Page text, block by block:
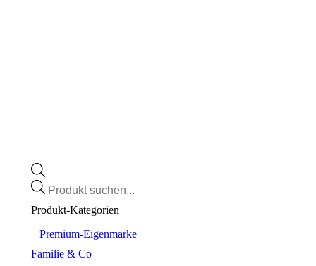
Products
search
Produkt-Kategorien
⠀​Premium-Eigenmarke
Familie & Co